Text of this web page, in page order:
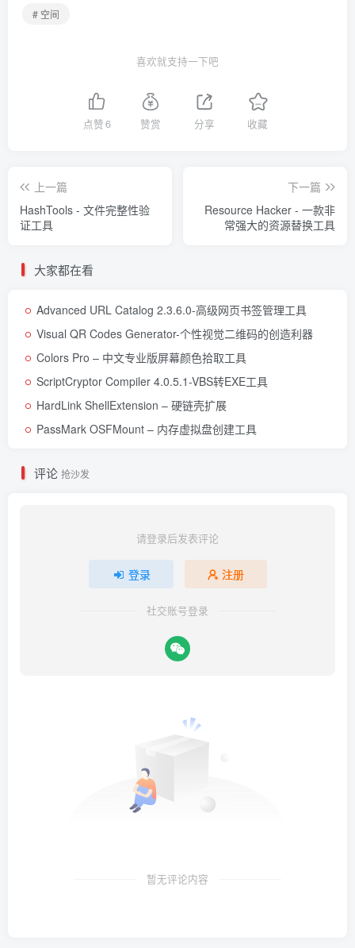
# 空间
喜欢就支持一下吧
点赞6 赞赏 分享 收藏
上一篇
HashTools - 文件完整性验
证工具
下一篇
Resource Hacker - 一款非
常强大的资源替换工具
大家都在看
Advanced URL Catalog 2.3.6.0-高级网页书签管理工具
Visual QR Codes Generator-个性视觉二维码的创造利器
Colors Pro – 中文专业版屏幕颜色拾取工具
ScriptCryptor Compiler 4.0.5.1-VBS转EXE工具
HardLink ShellExtension – 硬链壳扩展
PassMark OSFMount – 内存虚拟盘创建工具
评论 抢沙发
请登录后发表评论
登录 注册
社交账号登录
暂无评论内容